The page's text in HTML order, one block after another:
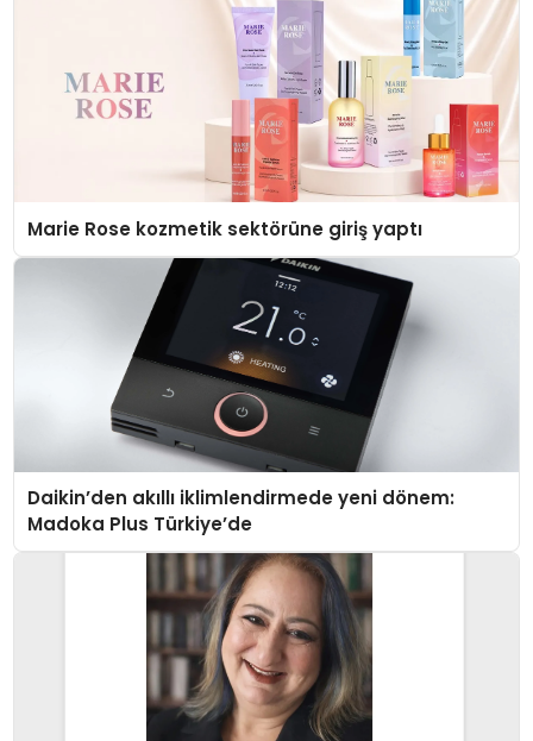
Marie Rose kozmetik sektörüne giriş yaptı
Daikin’den akıllı iklimlendirmede yeni dönem:
Madoka Plus Türkiye’de